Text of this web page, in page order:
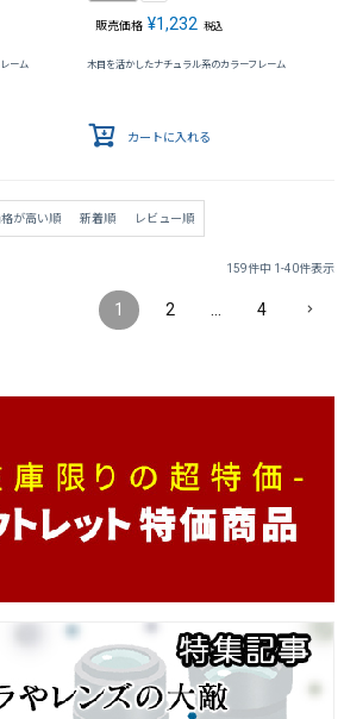
ーム
販売価格 ¥1,232 税込
木目を活かしたナチュラル系のカラーフレーム
カートに入れる
が高い順 新着順 レビュー順
159件中 1 -40件表示
1 2 4